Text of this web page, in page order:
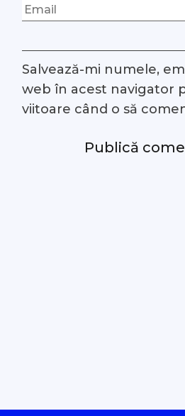
Salvează-mi numele,
web în acest navigator
viitoare când o să